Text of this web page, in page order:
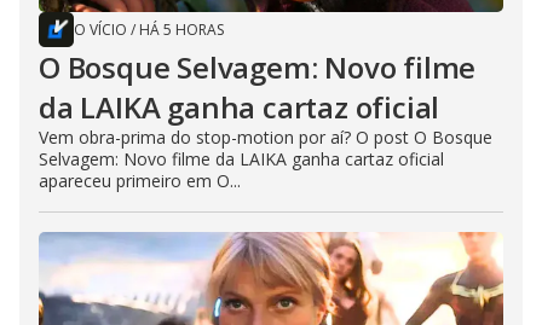
O VÍCIO / HÁ 5 HORAS
O Bosque Selvagem: Novo filme
da LAIKA ganha cartaz oficial
Vem obra-prima do stop-motion por aí? O post O Bosque
Selvagem: Novo filme da LAIKA ganha cartaz oficial
apareceu primeiro em O...